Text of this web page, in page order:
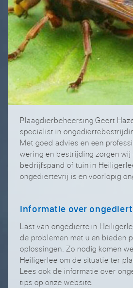
Plaagdierbeheersing Geert
specialist in
Met goed advies en een
wering en bestrijding zorgen
bedrijfspand of tuin in
ongediertevrij is en voorlopig
Informatie over
Last van ongedierte in
de problemen met u en bieden
oplossingen. Zo nodig komen
Heiligerlee om de situatie ter
Lees ook de informatie over
tips op onze website.